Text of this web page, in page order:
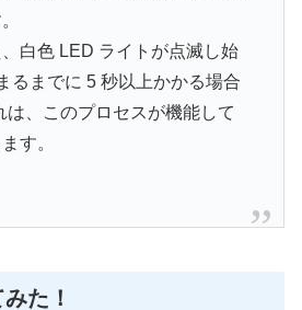
白色 LED ライトが点滅し始
るまでに 5 秒以上かかる場合
は、このプロセスが機能して
す。
た！